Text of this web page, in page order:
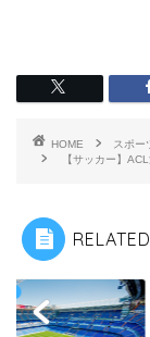
HOME
スポー
【サッカー】